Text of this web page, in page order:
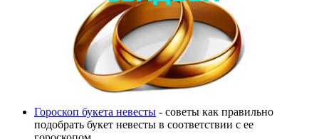
Гороскоп букета невесты - советы как правильно
подобрать букет невесты в соответствии с ее